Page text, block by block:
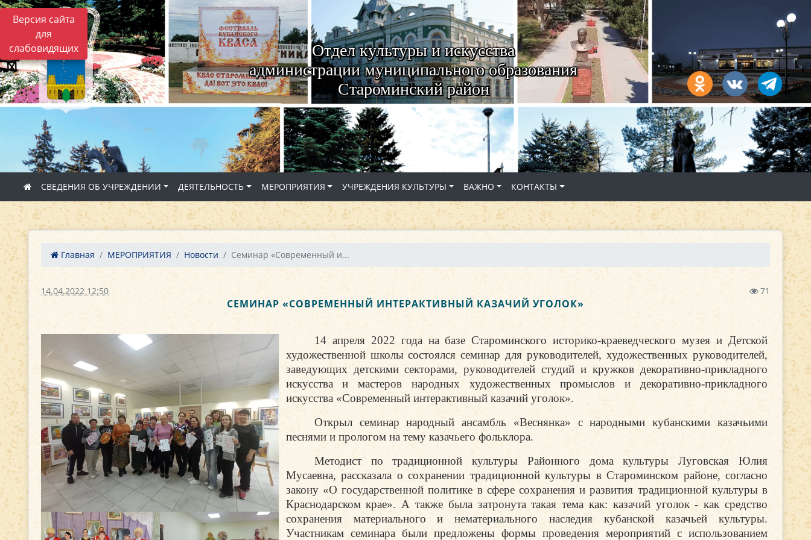
Версия сайта
для
слабовидящих
Отдел культуры и искусства
администрации муниципального образования
Староминский район
СВЕДЕНИЯ ОБ УЧРЕЖДЕНИИ ДЕЯТЕЛЬНОСТЬ МЕРОПРИЯТИЯ УЧРЕЖДЕНИЯ КУЛЬТУРЫ ВАЖНО КОНТАКТЫ
Главная МЕРОПРИЯТИЯ Новости Семинар «Современный и...
14.04.2022 12:50 71
СЕМИНАР «СОВРЕМЕННЫЙ ИНТЕРАКТИВНЫЙ КАЗАЧИЙ УГОЛОК»
14 апреля 2022 года на базе Староминского историко-краеведческого музея и Детской
художественной школы состоялся семинар для руководителей, художественных руководителей,
заведующих детскими секторами, руководителей студий и кружков декоративно-прикладного
искусства и мастеров народных художественных промыслов и декоративно-прикладного
искусства «Современный интерактивный казачий уголок».
Открыл семинар народный ансамбль «Веснянка» с народными кубанскими казачьими
песнями и прологом на тему казачьего фольклора.
Методист по традиционной культуры Районного дома культуры Луговская Юлия
Мусаевна, рассказала осохранении традиционной культуры в Староминском районе, согласно
закону «О государственной политике в сфере сохранения и развития традиционной культуры в
Краснодарском крае». А также была затронута такая тема как: казачий уголок - как средство
сохранения материального и нематериального наследия кубанской казачьей культуры.
Участникам семинара были предложены формы проведения мероприятий с использованием